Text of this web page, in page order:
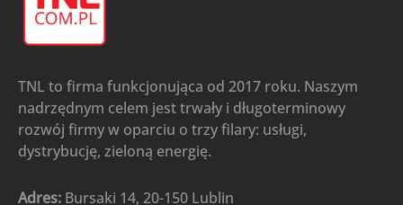
TNL to firma funkcjonująca od 2017 roku. Naszym
nadrzędnym celem jest trwały i długoterminowy
rozwój firmy w oparciu o trzy filary: usługi,
dystrybucję, zieloną energię.
Adres: Bursaki 14, 20-150 Lublin